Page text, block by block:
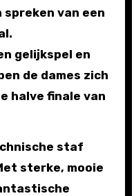
spreken van een
gelijkspel en
de dames zich
halve finale van
staf
sterke, mooie